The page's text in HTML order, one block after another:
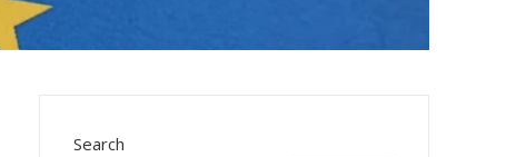
Search